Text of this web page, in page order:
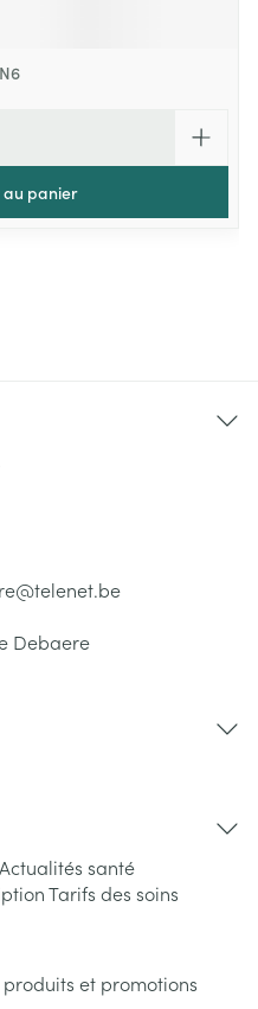
panier
telenet.be
Debaere
Actualités santé
Tarifs des soins
et promotions